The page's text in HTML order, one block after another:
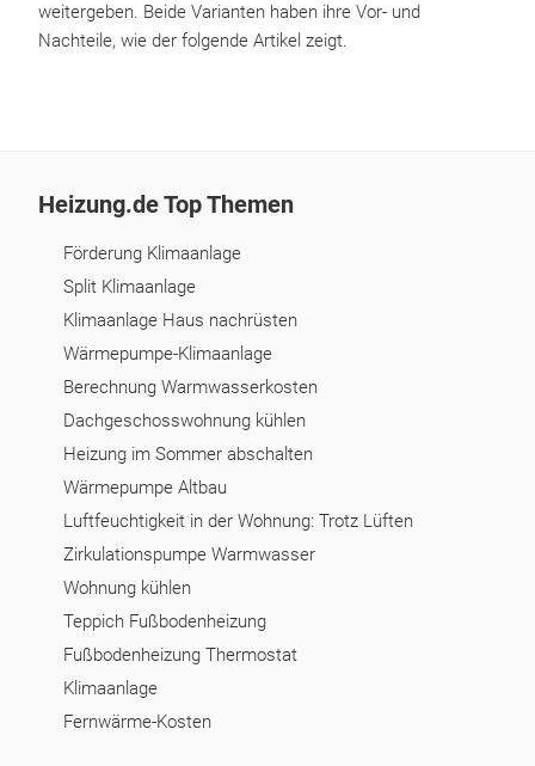
weitergeben. Beide Varianten haben ihre Vor- und
Nachteile, wie der folgende Artikel zeigt.
Heizung.de Top Themen
Förderung Klimaanlage
Split Klimaanlage
Klimaanlage Haus nachrüsten
Wärmepumpe-Klimaanlage
Berechnung Warmwasserkosten
Dachgeschosswohnung kühlen
Heizung im Sommer abschalten
Wärmepumpe Altbau
Luftfeuchtigkeit in der Wohnung: Trotz Lüften
Zirkulationspumpe Warmwasser
Wohnung kühlen
Teppich Fußbodenheizung
Fußbodenheizung Thermostat
Klimaanlage
Fernwärme-Kosten